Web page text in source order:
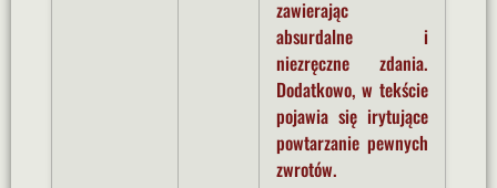
zawierając
absurdalne i
niezręczne zdania.
Dodatkowo, w tekście
pojawia się irytujące
powtarzanie pewnych
zwrotów.